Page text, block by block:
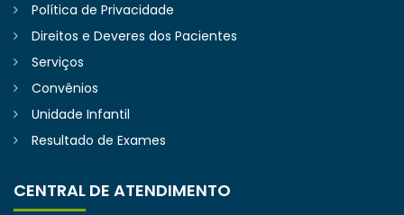
Política de Privacidade
Direitos e Deveres dos Pacientes
Serviços
Convênios
Unidade Infantil
Resultado de Exames
CENTRAL DE ATENDIMENTO